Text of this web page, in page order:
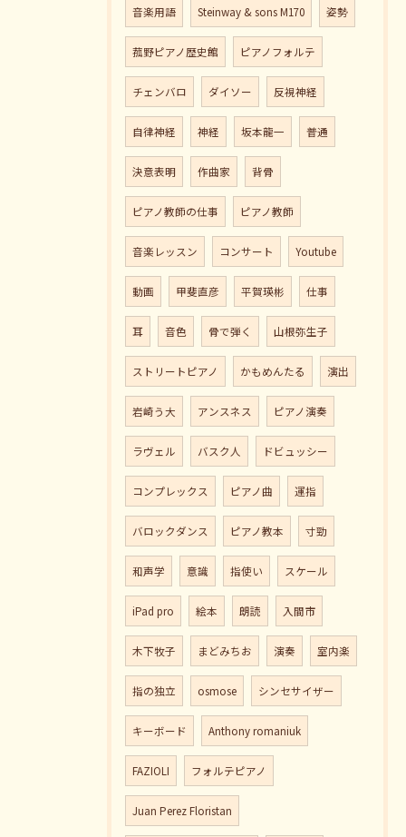
音楽用語 Steinway & sons M170 姿勢
菰野ピアノ歴史館 ピアノフォルテ
チェンバロ ダイソー 反視神経
自律神経 神経 坂本龍一 普通
決意表明 作曲家 背骨
ピアノ教師の仕事 ピアノ教師
音楽レッスン コンサート Youtube
動画 甲斐直彦 平賀瑛彬 仕事
耳 音色 骨で弾く 山根弥生子
ストリートピアノ かもめんたる 演出
岩崎う大 アンスネス ピアノ演奏
ラヴェル バスク人 ドビュッシー
コンプレックス ピアノ曲 運指
バロックダンス ピアノ教本 寸勁
和声学 意識 指使い スケール
iPad pro 絵本 朗読 入間市
木下牧子 まどみちお 演奏 室内楽
指の独立 osmose シンセサイザー
キーボード Anthony romaniuk
FAZIOLI フォルテピアノ
Juan Perez Floristan